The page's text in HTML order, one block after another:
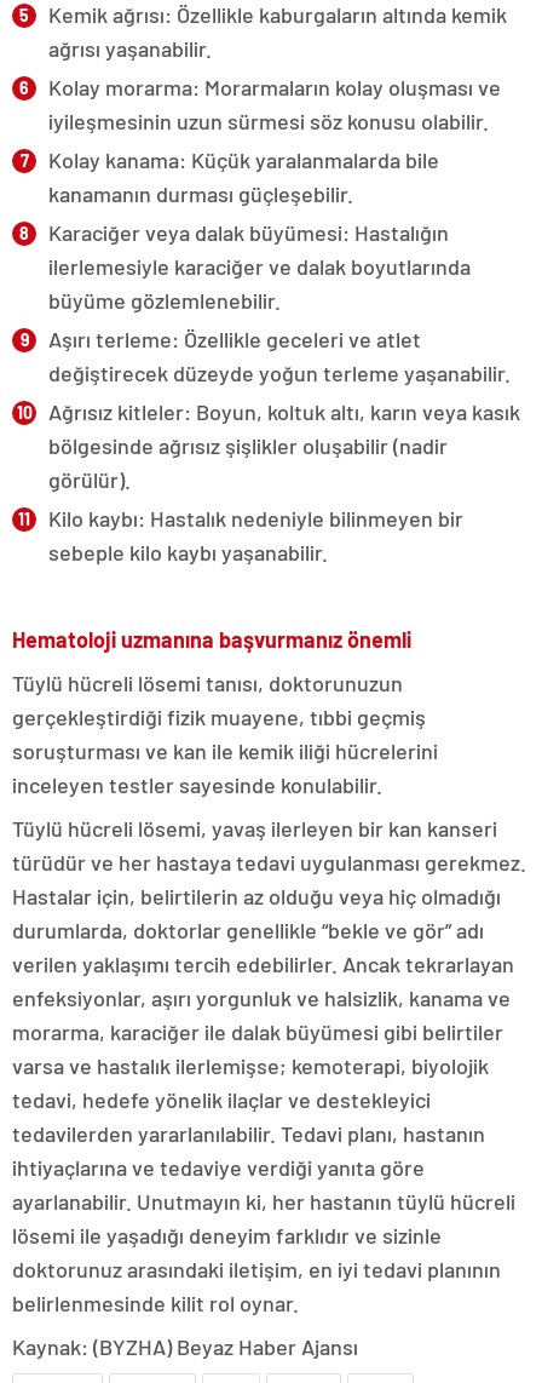
Kemik ağrısı: Özellikle kaburgaların altında kemik
ağrısı yaşanabilir.
Kolay morarma: Morarmaların kolay oluşması ve
iyileşmesinin uzun sürmesi söz konusu olabilir.
Kolay kanama: Küçük yaralanmalarda bile
kanamanın durması güçleşebilir.
Karaciğer veya dalak büyümesi: Hastalığın
ilerlemesiyle karaciğer ve dalak boyutlarında
büyüme gözlemlenebilir.
Aşırı terleme: Özellikle geceleri ve atlet
değiştirecek düzeyde yoğun terleme yaşanabilir.
Ağrısız kitleler: Boyun, koltuk altı, karın veya kasık
bölgesinde ağrısız şişlikler oluşabilir (nadir
görülür).
Kilo kaybı: Hastalık nedeniyle bilinmeyen bir
sebeple kilo kaybı yaşanabilir.
Hematoloji uzmanına başvurmanız önemli
Tüylü hücreli lösemi tanısı, doktorunuzun
gerçekleştirdiği fizik muayene, tıbbi geçmiş
soruşturması ve kan ile kemik iliği hücrelerini
inceleyen testler sayesinde konulabilir.
Tüylü hücreli lösemi, yavaş ilerleyen bir kan kanseri
türüdür ve her hastaya tedavi uygulanması gerekmez.
Hastalar için, belirtilerin az olduğu veya hiç olmadığı
durumlarda, doktorlar genellikle “bekle ve gör” adı
verilen yaklaşımı tercih edebilirler. Ancak tekrarlayan
enfeksiyonlar, aşırı yorgunluk ve halsizlik, kanama ve
morarma, karaciğer ile dalak büyümesi gibi belirtiler
varsa ve hastalık ilerlemişse; kemoterapi, biyolojik
tedavi, hedefe yönelik ilaçlar ve destekleyici
tedavilerden yararlanılabilir. Tedavi planı, hastanın
ihtiyaçlarına ve tedaviye verdiği yanıta göre
ayarlanabilir. Unutmayın ki, her hastanın tüylü hücreli
lösemi ile yaşadığı deneyim farklıdır ve sizinle
doktorunuz arasındaki iletişim, en iyi tedavi planının
belirlenmesinde kilit rol oynar.
Kaynak: (BYZHA) Beyaz Haber Ajansı